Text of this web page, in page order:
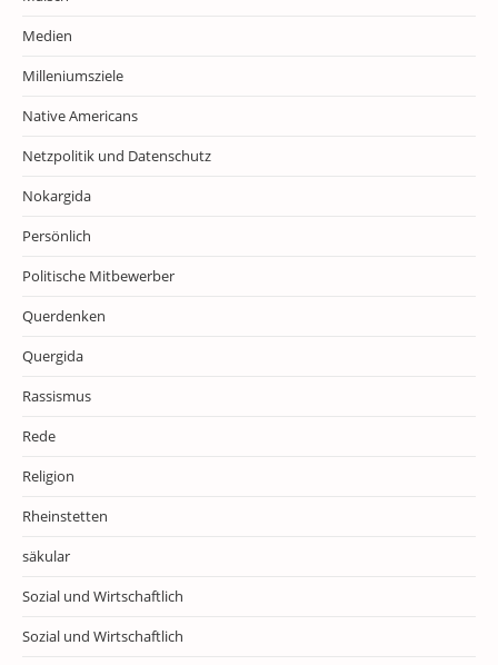
Medien
Milleniumsziele
Native Americans
Netzpolitik und Datenschutz
Nokargida
Persönlich
Politische Mitbewerber
Querdenken
Quergida
Rassismus
Rede
Religion
Rheinstetten
säkular
Sozial und Wirtschaftlich
Sozial und Wirtschaftlich